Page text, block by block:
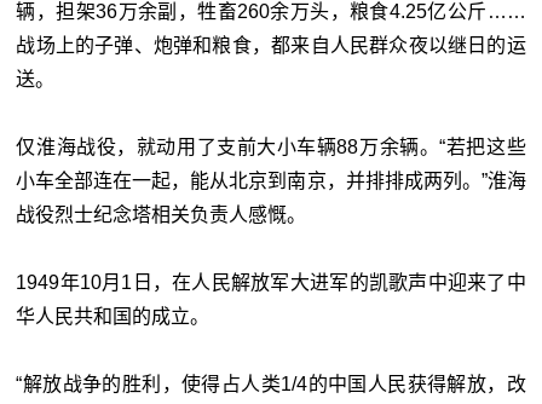
辆，担架36万余副，牲畜260余万头，粮食4.25亿公斤……
战场上的子弹、炮弹和粮食，都来自人民群众夜以继日的运
送。
仅淮海战役，就动用了支前大小车辆88万余辆。“若把这些
小车全部连在一起，能从北京到南京，并排排成两列。”淮海
战役烈士纪念塔相关负责人感慨。
1949年10月1日，在人民解放军大进军的凯歌声中迎来了中
华人民共和国的成立。
“解放战争的胜利，使得占人类1/4的中国人民获得解放，改